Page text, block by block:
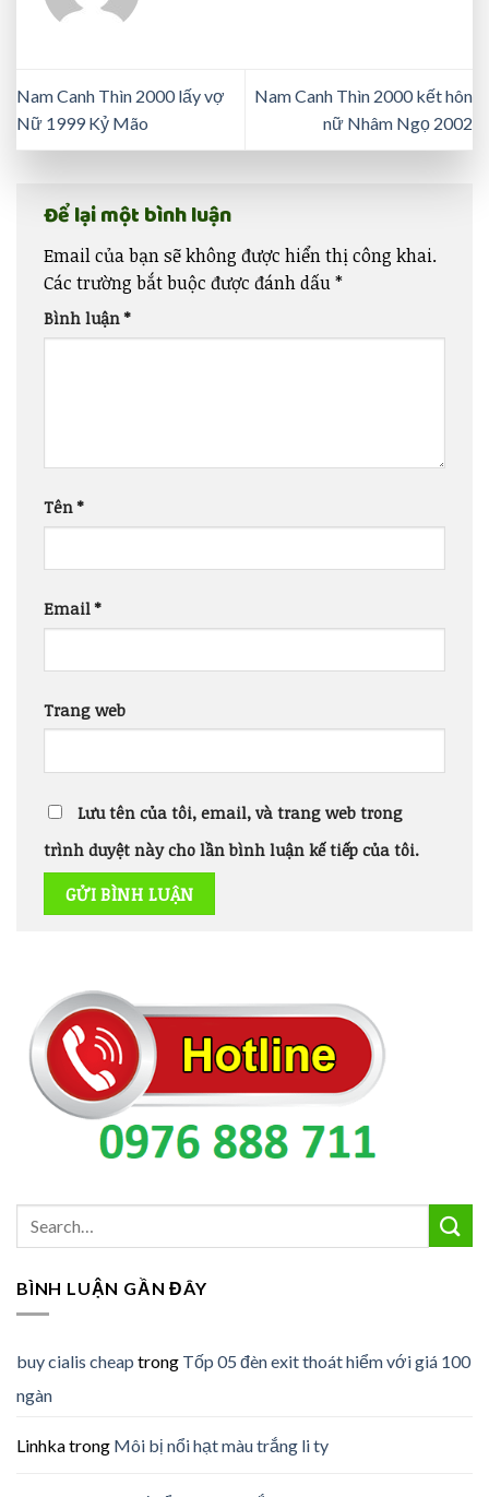
Nam Canh Thìn 2000 lấy vợ
Nữ 1999 Kỷ Mão
Nam Canh Thìn 2000 kết hôn
nữ Nhâm Ngọ 2002
Để lại một bình luận
Email của bạn sẽ không được hiển thị công khai.
Các trường bắt buộc được đánh dấu*
Bình luận*
Tên*
Email*
Trang web
Lưu tên của tôi, email, và trang web trong
trình duyệt này cho lần bình luận kế tiếp của tôi.
BÌNH LUẬN GẦN ĐÂY
buy cialis cheap trong Tốp 05 đèn exit thoát hiểm với giá 100
ngàn
Linhkatrong Môi bị nổi hạt màu trắng li ty